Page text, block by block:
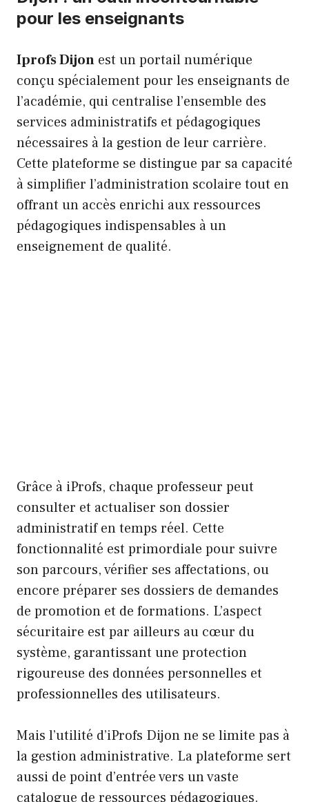
pour les enseignants
Iprofs Dijon est un portail numérique
conçu spécialement pour les enseignants de
l’académie, qui centralise l’ensemble des
services administratifs et pédagogiques
nécessaires à la gestion de leur carrière.
Cette plateforme se distingue par sa capacité
à simplifier l’administration scolaire tout en
offrant un accès enrichi aux ressources
pédagogiques indispensables à un
enseignement de qualité.
Grâce à iProfs, chaque professeur peut
consulter et actualiser son dossier
administratif en temps réel. Cette
fonctionnalité est primordiale pour suivre
son parcours, vérifier ses affectations, ou
encore préparer ses dossiers de demandes
de promotion et de formations. L’aspect
sécuritaire est par ailleurs au cœur du
système, garantissant une protection
rigoureuse des données personnelles et
professionnelles des utilisateurs.
Mais l’utilité d’iProfs Dijon ne se limite pas à
la gestion administrative. La plateforme sert
aussi de point d’entrée vers un vaste
catalogue de ressources pédagogiques.